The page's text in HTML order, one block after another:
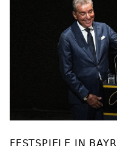
FESTSPIELE IN